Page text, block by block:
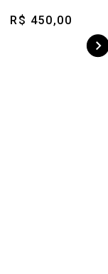
R$ 450,00